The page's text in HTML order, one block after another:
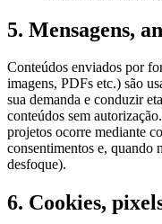
5. Mensagens,
Conteúdos enviados por
imagens, PDFs etc.) são
sua demanda e conduzir
conteúdos sem
projetos ocorre mediante
consentimentos e, quando
desfoque).
6. Cookies,